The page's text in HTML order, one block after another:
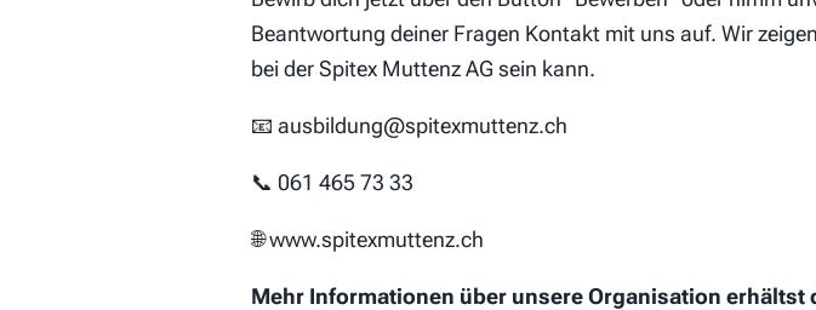
Beantwortung deiner Fragen Kontakt mit uns auf. Wir
bei der Spitex Muttenz AG sein kann.
📧 ausbildung@spitexmuttenz.ch
📞 061 465 73 33
🌐 www.spitexmuttenz.ch
Mehr Informationen über unsere Organisation erhältst